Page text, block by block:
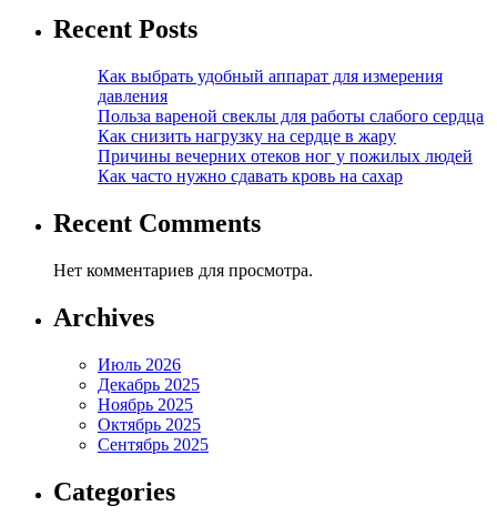
Recent Posts
Как выбрать удобный аппарат для измерения
давления
Польза вареной свеклы для работы слабого сердца
Как снизить нагрузку на сердце в жару
Причины вечерних отеков ног у пожилых людей
Как часто нужно сдавать кровь на сахар
Recent Comments
Нет комментариев для просмотра.
Archives
Июль 2026
Декабрь 2025
Ноябрь 2025
Октябрь 2025
Сентябрь 2025
Categories